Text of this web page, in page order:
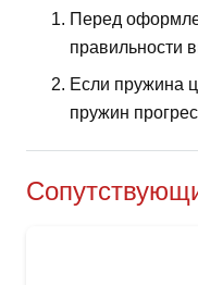
Перед
правильности
Если пружина
пружин